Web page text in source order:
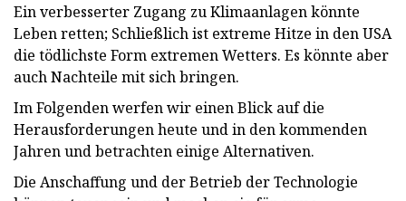
Ein verbesserter Zugang zu Klimaanlagen könnte
Leben retten; Schließlich ist extreme Hitze in den USA
die tödlichste Form extremen Wetters. Es könnte aber
auch Nachteile mit sich bringen.
Im Folgenden werfen wir einen Blick auf die
Herausforderungen heute und in den kommenden
Jahren und betrachten einige Alternativen.
Die Anschaffung und der Betrieb der Technologie